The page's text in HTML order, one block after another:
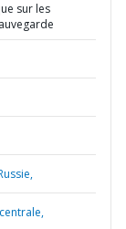
sur les